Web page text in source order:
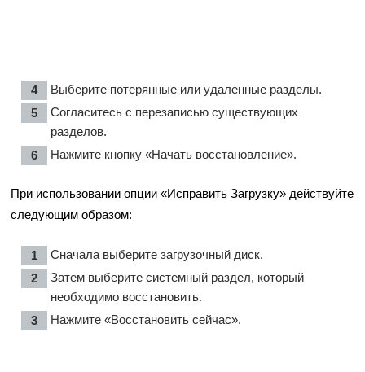
Выберите потерянные или удаленные разделы.
Согласитесь с перезаписью существующих
разделов.
Нажмите кнопку «Начать восстановление».
При использовании опции «Исправить Загрузку» действуйте
следующим образом:
Сначала выберите загрузочный диск.
Затем выберите системный раздел, который
необходимо восстановить.
Нажмите «Восстановить сейчас».